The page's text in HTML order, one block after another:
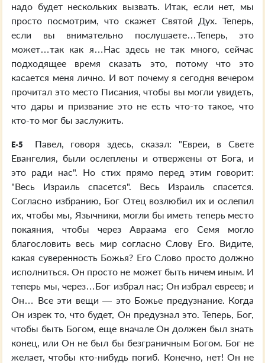
надо будет нескольких вызвать. Итак, если нет, мы
просто посмотрим, что скажет Святой Дух. Теперь,
если вы внимательно послушаете…Теперь, это
может…так как я…Нас здесь не так много, сейчас
подходящее время сказать это, потому что это
касается меня лично. И вот почему я сегодня вечером
прочитал это место Писания, чтобы вы могли увидеть,
что дары и призвание это не есть что-то такое, что
кто-то мог бы заслужить.
E-5
Павел, говоря здесь, сказал: "Евреи, в Свете
Евангелия, были ослеплены и отвержены от Бога, и
это ради нас". Но стих прямо перед этим говорит:
"Весь Израиль спасется". Весь Израиль спасется.
Согласно избранию, Бог Отец возлюбил их и ослепил
их, чтобы мы, Язычники, могли бы иметь теперь место
покаяния, чтобы через Авраама его Семя могло
благословить весь мир согласно Слову Его. Видите,
какая суверенность Божья? Его Слово просто должно
исполниться. Он просто не может быть ничем иным. И
теперь мы, через…Бог избрал нас; Он избрал евреев; и
Он… Все эти вещи — это Божье предузнание. Когда
Он изрек то, что будет, Он предузнал это. Теперь, Бог,
чтобы быть Богом, еще вначале Он должен был знать
конец, или Он не был бы безграничным Богом. Бог не
желает, чтобы кто-нибудь погиб. Конечно, нет! Он не